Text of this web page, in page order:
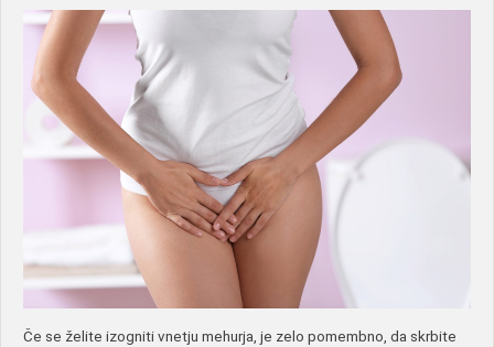
Če se želite izogniti vnetju mehurja, je zelo pomembno, da skrbite